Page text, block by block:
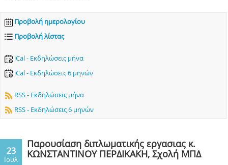
Προβολή ημερολογίου
Προβολή λίστας
iCal - Εκδηλώσεις μήνα
iCal - Εκδηλώσεις 6 μηνών
RSS - Εκδηλώσεις μήνα
RSS - Εκδηλώσεις 6 μηνών
23
Ιουλ
Παρουσίαση διπλωματικής εργασιας κ.
ΚΩΝΣΤΑΝΤΙΝΟΥ ΠΕΡΔΙΚΑΚΗ, Σχολή ΜΠΔ